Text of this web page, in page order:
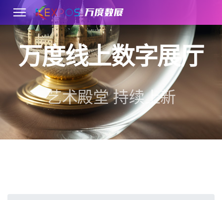
万度线上数字展厅
艺术殿堂 持续上新